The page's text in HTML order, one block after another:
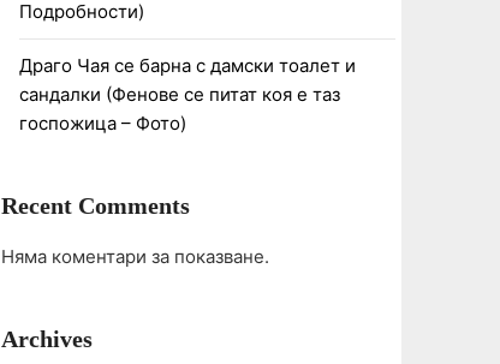
Подробности)
Драго Чая се барна с дамски тоалет и
сандалки (Фенове се питат коя е таз
госпожица – Фото)
Recent Comments
Няма коментари за показване.
Archives